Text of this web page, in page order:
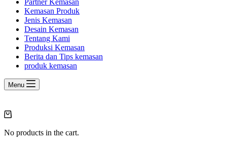
Partner Kemasan
Kemasan Produk
Jenis Kemasan
Desain Kemasan
Tentang Kami
Produksi Kemasan
Berita dan Tips kemasan
produk kemasan
Menu
Shopping
No products in the cart.